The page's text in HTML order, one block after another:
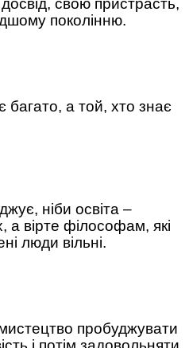
свою пристрасть,
поколінню.
а той, хто знає
ніби освіта –
а вірте філософам, які
люди вільні.
пробуджувати